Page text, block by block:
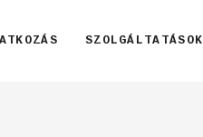
SZOLGÁLTATÁSOK